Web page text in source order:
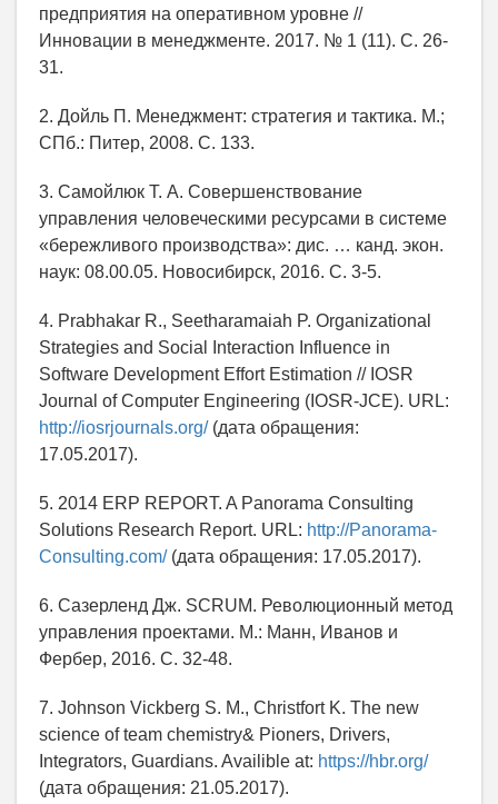
предприятия на оперативном уровне //
Инновации в менеджменте. 2017. № 1 (11). С. 26-
31.
2. Дойль П. Менеджмент: стратегия и тактика. М.;
СПб.: Питер, 2008. С. 133.
3. Самойлюк Т. А. Совершенствование
управления человеческими ресурсами в системе
«бережливого производства»: дис. … канд. экон.
наук: 08.00.05. Новосибирск, 2016. С. 3-5.
4. Prabhakar R., Seetharamaiah P. Organizational
Strategies and Social Interaction Influence in
Software Development Effort Estimation // IOSR
Journal of Computer Engineering (IOSR-JCE). URL:
http://iosrjournals.org/ (дата обращения:
17.05.2017).
5. 2014 ERP REPORT. A Panorama Consulting
Solutions Research Report. URL: http://Panorama-
Consulting.com/ (дата обращения: 17.05.2017).
6. Сазерленд Дж. SCRUM. Революционный метод
управления проектами. М.: Манн, Иванов и
Фербер, 2016. С. 32-48.
7. Johnson Vickberg S. M., Christfort K. The new
science of team chemistry& Pioners, Drivers,
Integrators, Guardians. Availible at: https://hbr.org/
(дата обращения: 21.05.2017).